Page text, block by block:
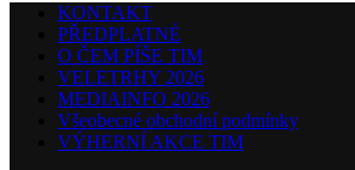
KONTAKT
PŘEDPLATNÉ
O ČEM PÍŠE TIM
VELETRHY 2026
MEDIAINFO 2026
Všeobecné obchodní podmínky
VÝHERNÍ AKCE TIM